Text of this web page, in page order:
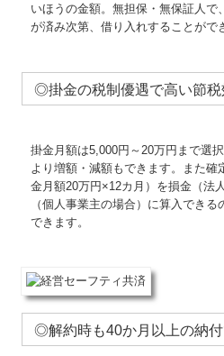
いほうの金額。無担保・無保証人で
が済み次第、借り入れすることがで
◎掛金の税制優遇で高い節税
掛金月額は5,000円～20万円まで選
より増額・減額もできます。また確
金月額20万円×12カ月）を損金（法
（個人事業主の場合）に算入でき
できます。
◎解約時も40か月以上の納